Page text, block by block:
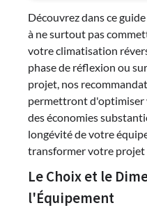
Découvrez dans ce
à ne surtout pas
votre climatisation
phase de réflexion ou
projet, nos
permettront d'optimiser
des économies
longévité de votre
transformer votre projet
Le Choix et le
l'Équipement